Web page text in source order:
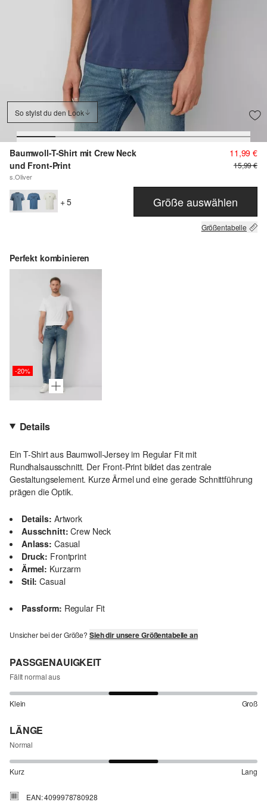
So stylst du den Look
Baumwoll-T-Shirt mit Crew Neck
und Front-Print
s.Oliver
11,99 €
15,99 €
+ 5 Größe auswählen
Größentabelle
Perfekt kombinieren
-20%
Details
Ein T-Shirt aus Baumwoll-Jersey im Regular Fit mit
Rundhalsausschnitt. Der Front-Print bildet das zentrale
Gestaltungselement. Kurze Ärmel und eine gerade Schnittführung
prägen die Optik.
Details: Artwork
Ausschnitt: Crew Neck
Anlass: Casual
Druck: Frontprint
Ärmel: Kurzarm
Stil: Casual
Passform: Regular Fit
Unsicher bei der Größe? Sieh dir unsere Größentabelle an
PASSGENAUIGKEIT
Fällt normal aus
Klein Groß
LÄNGE
Normal
Kurz Lang
EAN: 4099978780928